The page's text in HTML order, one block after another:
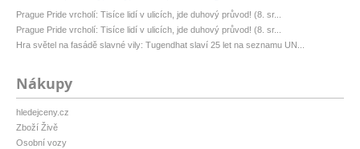
Prague Pride vrcholí: Tisíce lidí v ulicích, jde duhový průvod! (8. sr...
Prague Pride vrcholí: Tisíce lidí v ulicích, jde duhový průvod! (8. sr...
Hra světel na fasádě slavné vily: Tugendhat slaví 25 let na seznamu UN...
Nákupy
hledejceny.cz
Zboží Živě
Osobní vozy